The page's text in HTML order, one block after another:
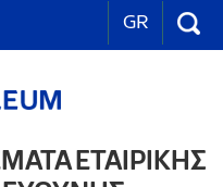
GR
ΕΤΑΙΡΙΚΗΣ